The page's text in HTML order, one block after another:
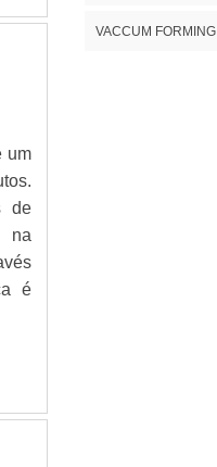
um
de
na
é
VACCUM FORMING